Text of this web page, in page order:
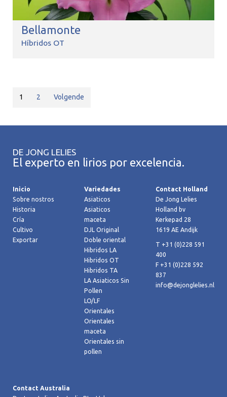
Bellamonte
Híbridos OT
1 2 Volgende
DE JONG LELIES
El experto en lirios por excelencia.
Inicio
Sobre nostros
Historia
Cría
Cultivo
Exportar
Variedades
Asiaticos
Asiaticos
maceta
DJL Original
Doble oriental
Hibridos LA
Hibridos OT
Hibridos TA
LA Asiaticos Sin
Pollen
LO/LF
Orientales
Orientales
maceta
Orientales sin
pollen
Contact Holland
De Jong Lelies
Holland bv
Kerkepad 28
1619 AE Andijk
T +31 (0)228 591
400
F +31 (0)228 592
837
info@dejonglelies.nl
Contact Australia